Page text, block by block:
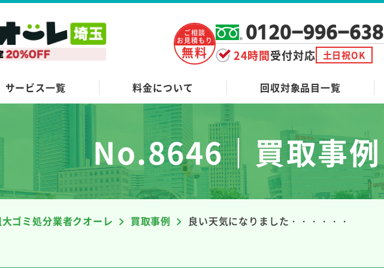
ご相談
お見積もり
無料
0120-996-638
24時間受付対応 土日祝OK
サービス一覧 料金について 回収対象品目一覧
No.8646｜買取事例
ゴミ処分業者クオーレ 買取事例 良い天気になりました・・・・・・